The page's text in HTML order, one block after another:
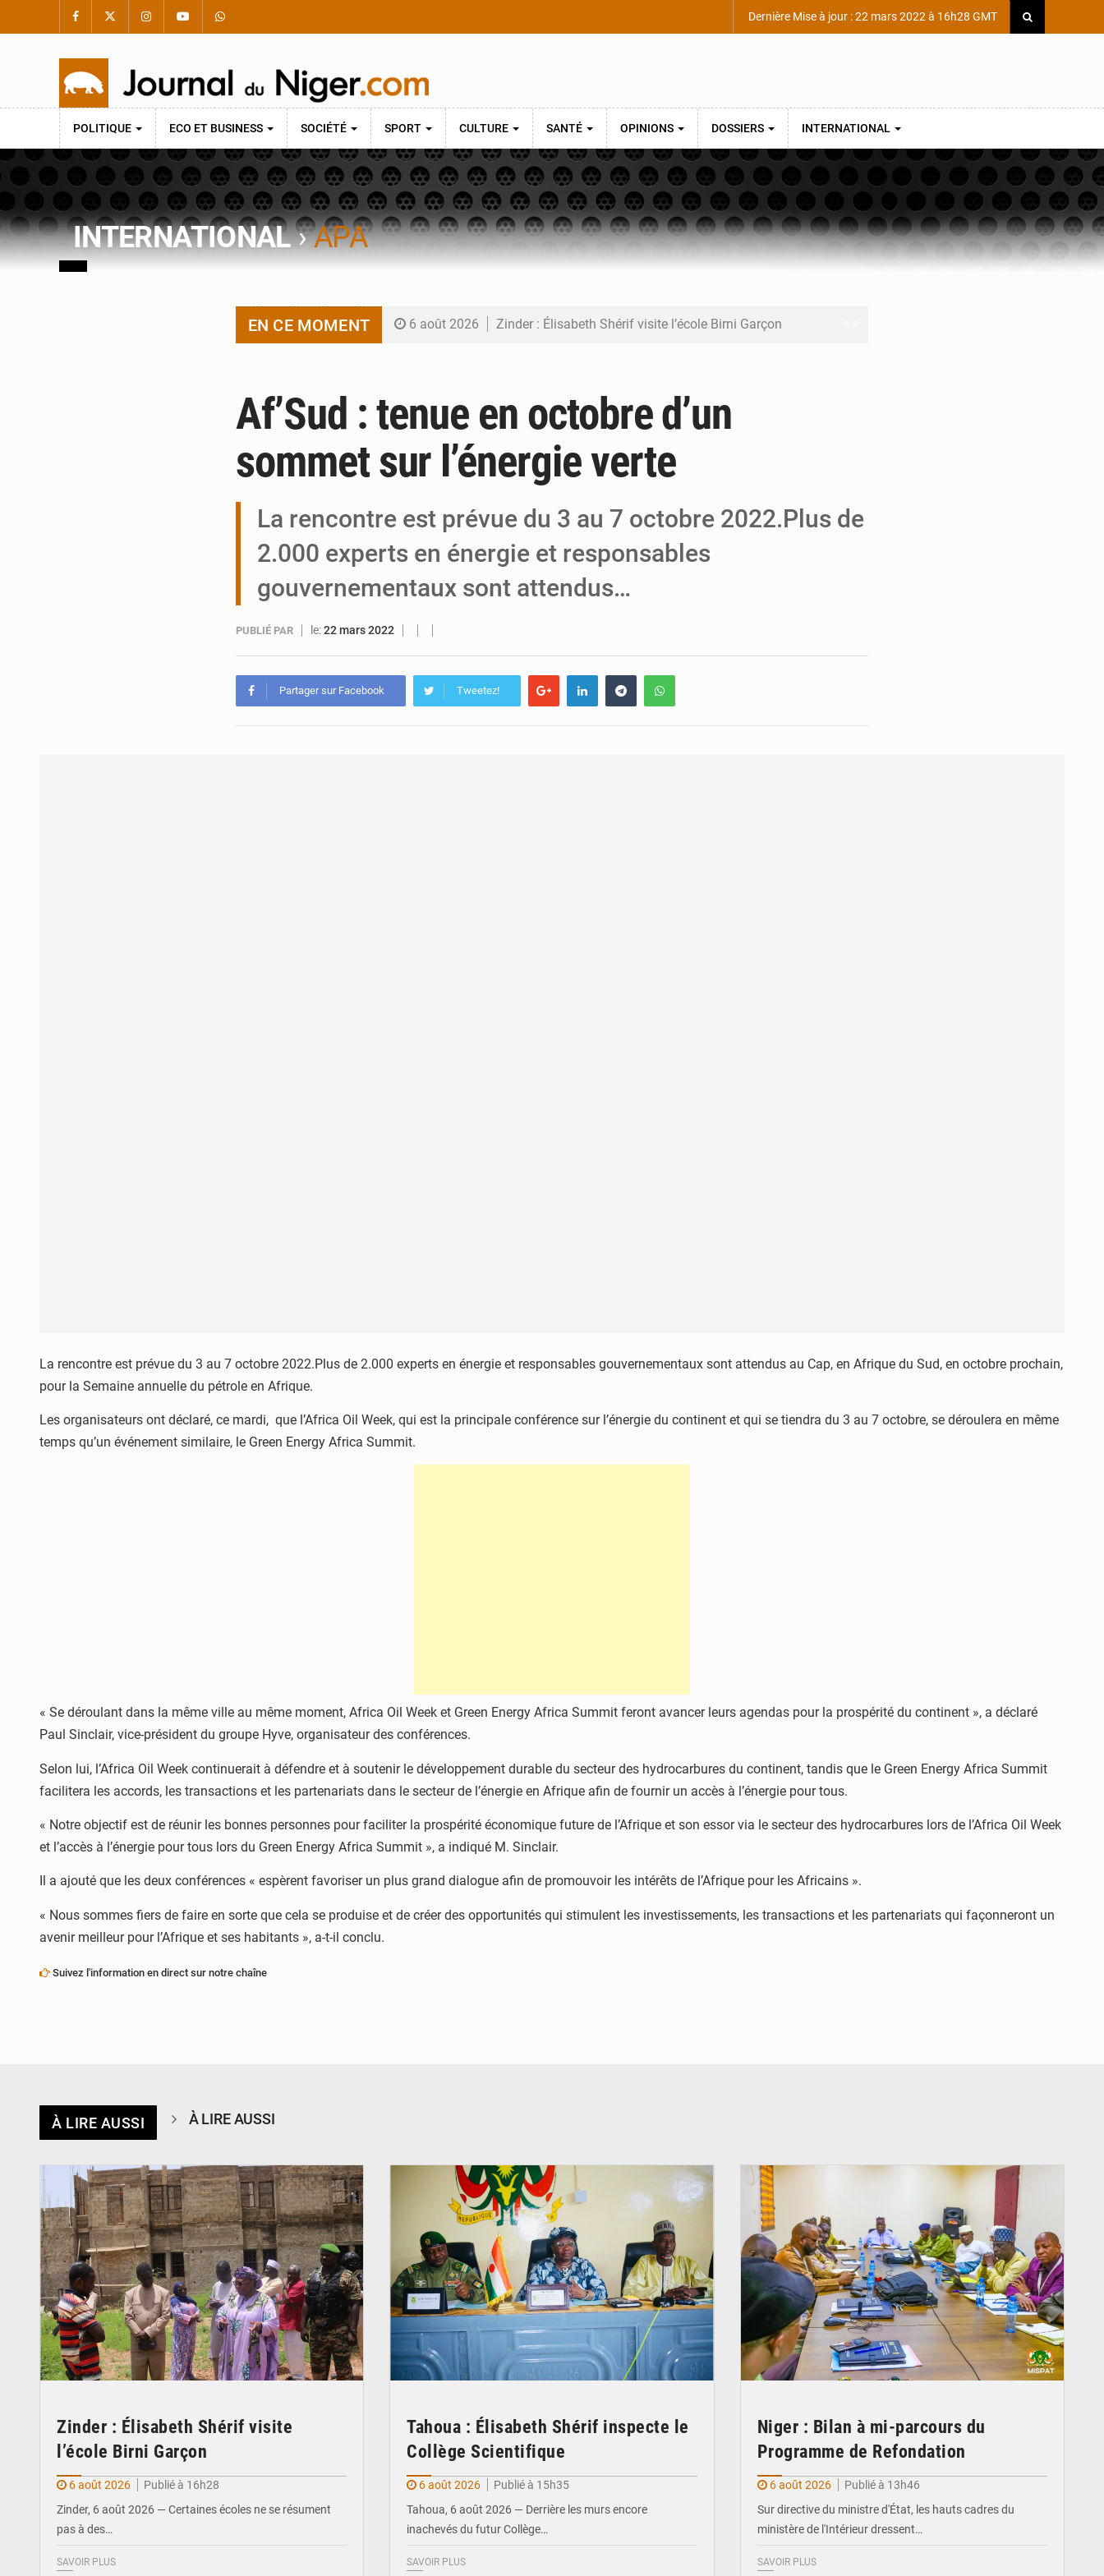
Dernière Mise à jour : 22 mars 2022 à 16h28 GMT
POLITIQUE ECO ET BUSINESS SOCIÉTÉ SPORT CULTURE SANTÉ OPINIONS DOSSIERS INTERNATIONAL
INTERNATIONAL›APA
EN CE MOMENT 6 août 2026 Zinder : Élisabeth Shérif visite l’école Birni Garçon
Niger : Bilan à mi-parcours du Programme de Refondation
6 août 2026 Chasse aux gabegies à Niamey : 74 milliards de FCFA recouvrés par la COLDEFF
5 août 2026 Tibiri : le dialogue, nouveau terrain de jeu pour la paix
Af’Sud : tenue en octobre d’un
sommet sur l’énergie verte
La rencontre est prévue du 3 au 7 octobre 2022.Plus de
2.000 experts en énergie et responsables
gouvernementaux sont attendus…
PUBLIÉ PAR le:22 mars 2022
Partager sur Facebook Tweetez!
La rencontre est prévue du 3 au 7 octobre 2022.Plus de 2.000 experts en énergie et responsables gouvernementaux sont attendus au Cap, en Afrique du Sud, en octobre prochain,
pour la Semaine annuelle du pétrole en Afrique.
Les organisateurs ont déclaré, ce mardi, que l’Africa Oil Week, qui est la principale conférence sur l’énergie du continent et qui se tiendra du 3 au 7 octobre, se déroulera en même
temps qu’un événement similaire, le Green Energy Africa Summit.
« Se déroulant dans la même ville au même moment, Africa Oil Week et Green Energy Africa Summit feront avancer leurs agendas pour la prospérité du continent », a déclaré
Paul Sinclair, vice-président du groupe Hyve, organisateur des conférences.
Selon lui, l’Africa Oil Week continuerait à défendre et à soutenir le développement durable du secteur des hydrocarbures du continent, tandis que le Green Energy Africa Summit
facilitera les accords, les transactions et les partenariats dans le secteur de l’énergie en Afrique afin de fournir un accès à l’énergie pour tous.
« Notre objectif est de réunir les bonnes personnes pour faciliter la prospérité économique future de l’Afrique et son essor via le secteur des hydrocarbures lors de l’Africa Oil Week
et l’accès à l’énergie pour tous lors du Green Energy Africa Summit », a indiqué M. Sinclair.
Il a ajouté que les deux conférences « espèrent favoriser un plus grand dialogue afin de promouvoir les intérêts de l’Afrique pour les Africains ».
« Nous sommes fiers de faire en sorte que cela se produise et de créer des opportunités qui stimulent les investissements, les transactions et les partenariats qui façonneront un
avenir meilleur pour l’Afrique et ses habitants », a-t-il conclu.
Suivez l'information en direct sur notre chaîne
À LIRE AUSSI À LIRE AUSSI
Zinder : Élisabeth Shérif visite
l’école Birni Garçon
6 août 2026
Publié à 16h28
Zinder, 6 août 2026 — Certaines écoles ne se résument
pas à des…
SAVOIR PLUS
Tahoua : Élisabeth Shérif inspecte le
Collège Scientifique
6 août 2026
Publié à 15h35
Tahoua, 6 août 2026 — Derrière les murs encore
inachevés du futur Collège…
SAVOIR PLUS
Niger : Bilan à mi-parcours du
Programme de Refondation
6 août 2026
Publié à 13h46
Sur directive du ministre d'État, les hauts cadres du
ministère de l'Intérieur dressent…
SAVOIR PLUS